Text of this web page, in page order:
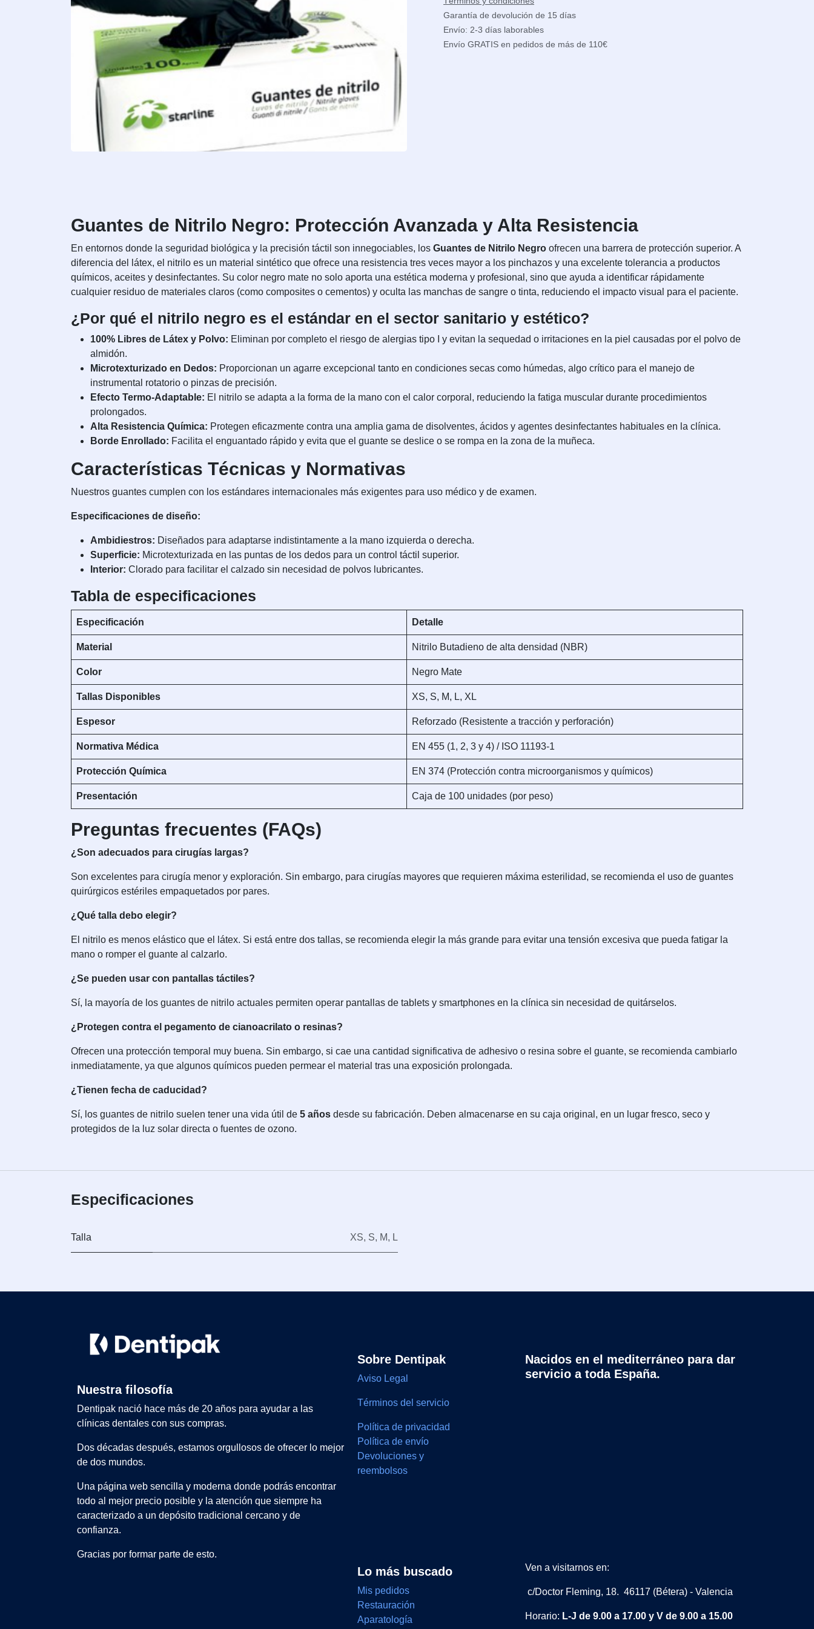
Garantía de devolución de 15 días
Envío: 2-3 días laborables
Envío GRATIS en pedidos de más de 110€
Guantes de Nitrilo Negro: Protección Avanzada y Alta Resistencia
En entornos donde la seguridad biológica y la precisión táctil son innegociables, los Guantes de Nitrilo Negro ofrecen una barrera de protección superior. A
diferencia del látex, el nitrilo es un material sintético que ofrece una resistencia tres veces mayor a los pinchazos y una excelente tolerancia a productos
químicos, aceites y desinfectantes. Su color negro mate no solo aporta una estética moderna y profesional, sino que ayuda a identificar rápidamente
cualquier residuo de materiales claros (como composites o cementos) y oculta las manchas de sangre o tinta, reduciendo el impacto visual para el paciente.
¿Por qué el nitrilo negro es el estándar en el sector sanitario y estético?
100% Libres de Látex y Polvo: Eliminan por completo el riesgo de alergias tipo I y evitan la sequedad o irritaciones en la piel causadas por el polvo de
almidón.
Microtexturizado en Dedos: Proporcionan un agarre excepcional tanto en condiciones secas como húmedas, algo crítico para el manejo de
instrumental rotatorio o pinzas de precisión.
Efecto Termo-Adaptable: El nitrilo se adapta a la forma de la mano con el calor corporal, reduciendo la fatiga muscular durante procedimientos
prolongados.
Alta Resistencia Química: Protegen eficazmente contra una amplia gama de disolventes, ácidos y agentes desinfectantes habituales en la clínica.
Borde Enrollado: Facilita el enguantado rápido y evita que el guante se deslice o se rompa en la zona de la muñeca.
Características Técnicas y Normativas
Nuestros guantes cumplen con los estándares internacionales más exigentes para uso médico y de examen.
Especificaciones de diseño:
Ambidiestros: Diseñados para adaptarse indistintamente a la mano izquierda o derecha.
Superficie: Microtexturizada en las puntas de los dedos para un control táctil superior.
Interior: Clorado para facilitar el calzado sin necesidad de polvos lubricantes.
Tabla de especificaciones
Especificación Detalle
Material Nitrilo Butadieno de alta densidad (NBR)
Color Negro Mate
Tallas Disponibles XS, S, M, L, XL
Espesor Reforzado (Resistente a tracción y perforación)
Normativa Médica EN 455 (1, 2, 3 y 4) / ISO 11193-1
Protección Química EN 374 (Protección contra microorganismos y químicos)
Presentación Caja de 100 unidades (por peso)
Preguntas frecuentes (FAQs)
¿Son adecuados para cirugías largas?
Son excelentes para cirugía menor y exploración. Sin embargo, para cirugías mayores que requieren máxima esterilidad, se recomienda el uso de guantes
quirúrgicos estériles empaquetados por pares.
¿Qué talla debo elegir?
El nitrilo es menos elástico que el látex. Si está entre dos tallas, se recomienda elegir la más grande para evitar una tensión excesiva que pueda fatigar la
mano o romper el guante al calzarlo.
¿Se pueden usar con pantallas táctiles?
Sí, la mayoría de los guantes de nitrilo actuales permiten operar pantallas de tablets y smartphones en la clínica sin necesidad de quitárselos.
¿Protegen contra el pegamento de cianoacrilato o resinas?
Ofrecen una protección temporal muy buena. Sin embargo, si cae una cantidad significativa de adhesivo o resina sobre el guante, se recomienda cambiarlo
inmediatamente, ya que algunos químicos pueden permear el material tras una exposición prolongada.
¿Tienen fecha de caducidad?
Sí, los guantes de nitrilo suelen tener una vida útil de 5 años desde su fabricación. Deben almacenarse en su caja original, en un lugar fresco, seco y
protegidos de la luz solar directa o fuentes de ozono.
Especificaciones
Talla XS, S, M, L
Lo más buscado
Mis pedidos
Restauración
Aparatología
Sobre Dentipak
Aviso Legal
Términos del servicio
Política de privacidad
Política de envío
Devoluciones y
reembolsos
Nacidos en el mediterráneo para dar
servicio a toda España.
Ven a visitarnos en:
c/Doctor Fleming, 18. 46117 (Bétera) - Valencia
Horario: L-J de 9.00 a 17.00 y V de 9.00 a 15.00
Nuestra filosofía
Dentipak nació hace más de 20 años para ayudar a las
clínicas dentales con sus compras.
Dos décadas después, estamos orgullosos de ofrecer lo mejor
de dos mundos.
Una página web sencilla y moderna donde podrás encontrar
todo al mejor precio posible y la atención que siempre ha
caracterizado a un depósito tradicional cercano y de
confianza.
Gracias por formar parte de esto.